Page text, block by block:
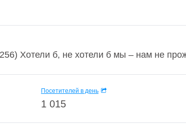
Хотели б, не хотели б мы – нам не
Посетителей в день
1 015